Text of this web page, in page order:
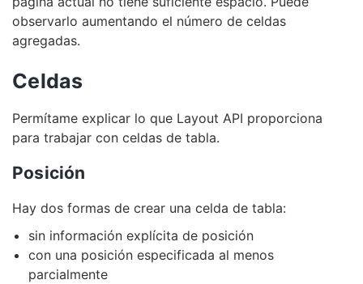
observarlo aumentando el número de celdas
agregadas.
Celdas
Permítame explicar lo que Layout API proporciona
para trabajar con celdas de tabla.
Posición
Hay dos formas de crear una celda de tabla:
sin información explícita de posición
con una posición especificada al menos
parcialmente